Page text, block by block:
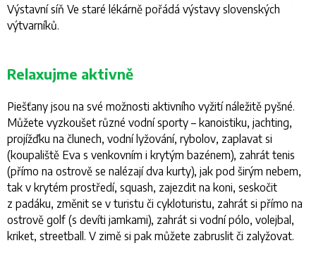
Výstavní síň Ve staré lékárně pořádá výstavy slovenských
výtvarníků.
Relaxujme aktivně
Piešťany jsou na své možnosti aktivního vyžití náležitě pyšné.
Můžete vyzkoušet různé vodní sporty – kanoistiku, jachting,
projížďku na člunech, vodní lyžování, rybolov, zaplavat si
(koupaliště Eva s venkovním i krytým bazénem), zahrát tenis
(přímo na ostrově se nalézají dva kurty), jak pod širým nebem,
tak v krytém prostředí, squash, zajezdit na koni, seskočit
z padáku, změnit se v turistu či cykloturistu, zahrát si přímo na
ostrově golf (s devíti jamkami), zahrát si vodní pólo, volejbal,
kriket, streetball. V zimě si pak můžete zabruslit či zalyžovat.